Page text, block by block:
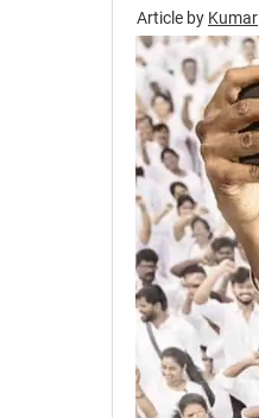
Article by Kumar